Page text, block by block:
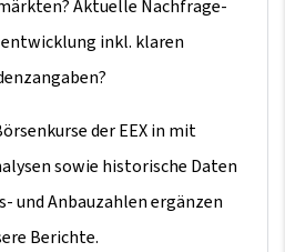
Aktuelle Nachfrage-
inkl. klaren
der EEX in mit
sowie historische Daten
und Anbauzahlen ergänzen
Berichte.